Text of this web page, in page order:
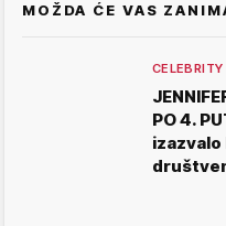
MOŽDA ĆE VAS
CELEBRITY
PO 4.